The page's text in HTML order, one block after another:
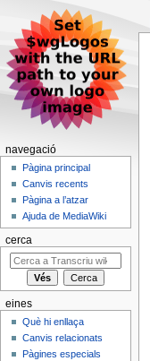
navegació
Pàgina principal
Canvis recents
Pàgina a l’atzar
Ajuda de MediaWiki
cerca
eines
Què hi enllaça
Canvis relacionats
Pàgines especials